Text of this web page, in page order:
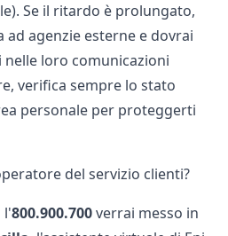
Se il ritardo è prolungato,
ad agenzie esterne e dovrai
loro comunicazioni
verifica sempre lo stato
personale per proteggerti
del servizio clienti?
l'800.900.700verrai messo in